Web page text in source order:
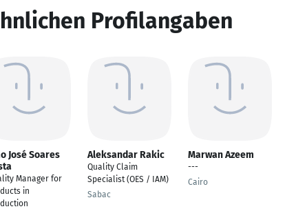
Profilangaben
José Soares
Manager for
in
Aleksandar Rakic
Quality Claim
Specialist (OES / IAM)
Sabac
Marwan Azeem
---
Cairo